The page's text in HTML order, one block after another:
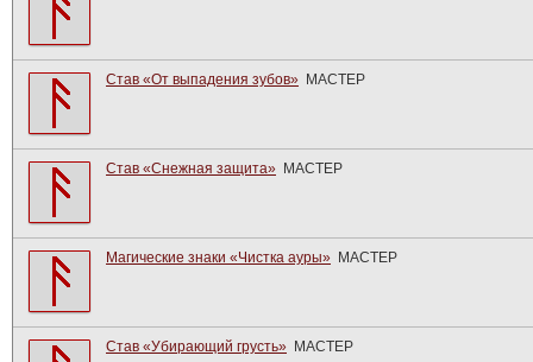
Став «От выпадения зубов» МАСТЕР
Став «Снежная защита» МАСТЕР
Магические знаки «Чистка ауры» МАСТЕР
Став «Убирающий грусть» МАСТЕР